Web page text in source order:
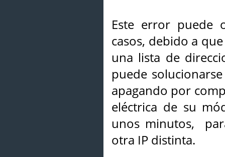
Este error puede
casos, debido a
una lista de
puede
apagando por
eléctrica de su
unos minutos,
otra IP distinta.